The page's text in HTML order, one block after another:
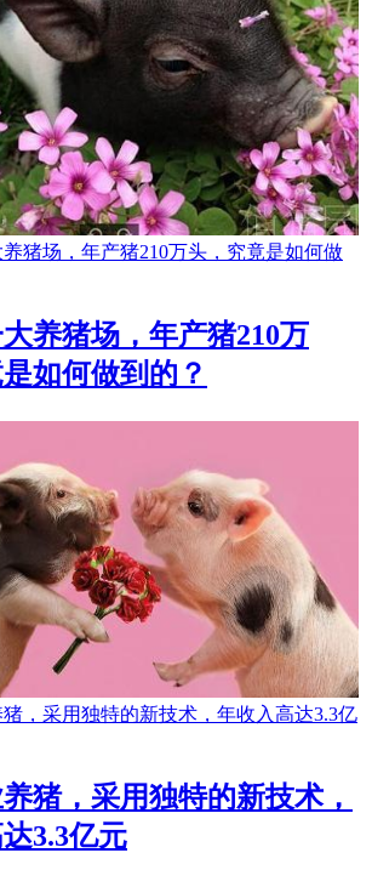
养猪场，年产猪210万
如何做到的？
猪，采用独特的新技术，
3.3亿元